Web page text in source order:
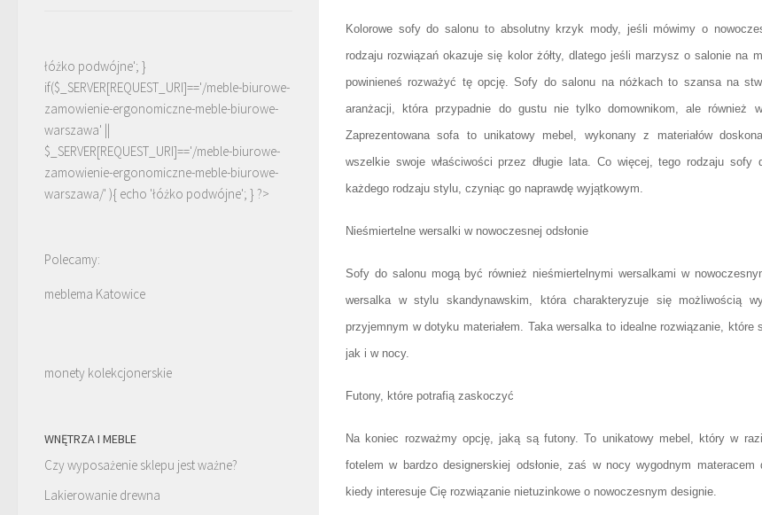
Kolorowe sofy do salonu to absolutny krzyk mody, jeśli mówimy o
rodzaju rozwiązań okazuje się kolor żółty, dlatego jeśli marzysz o salonie na
powinieneś rozważyć tę opcję. Sofy do salonu na nóżkach to szansa na
aranżacji, która przypadnie do gustu nie tylko domownikom, ale również
Zaprezentowana sofa to unikatowy mebel, wykonany z materiałów
wszelkie swoje właściwości przez długie lata. Co więcej, tego rodzaju sofy
każdego rodzaju stylu, czyniąc go naprawdę wyjątkowym.
Nieśmiertelne wersalki w nowoczesnej odsłonie
Sofy do salonu mogą być również nieśmiertelnymi wersalkami w
wersalka w stylu skandynawskim, która charakteryzuje się możliwością
przyjemnym w dotyku materiałem. Taka wersalka to idealne rozwiązanie, które
jak i w nocy.
Futony, które potrafią zaskoczyć
Na koniec rozważmy opcję, jaką są futony. To unikatowy mebel, który w
fotelem w bardzo designerskiej odsłonie, zaś w nocy wygodnym
kiedy interesuje Cię rozwiązanie nietuzinkowe o nowoczesnym designie.
łóżko podwójne'; }
if($_SERVER[REQUEST_URI]=='/meble-biurowe-
zamowienie-ergonomiczne-meble-biurowe-
warszawa' ||
$_SERVER[REQUEST_URI]=='/meble-biurowe-
zamowienie-ergonomiczne-meble-biurowe-
warszawa/' ){ echo 'łóżko podwójne'; } ?>
Polecamy:
meblema Katowice
monety kolekcjonerskie
WNĘTRZA I MEBLE
Czy wyposażenie sklepu jest ważne?
Lakierowanie drewna